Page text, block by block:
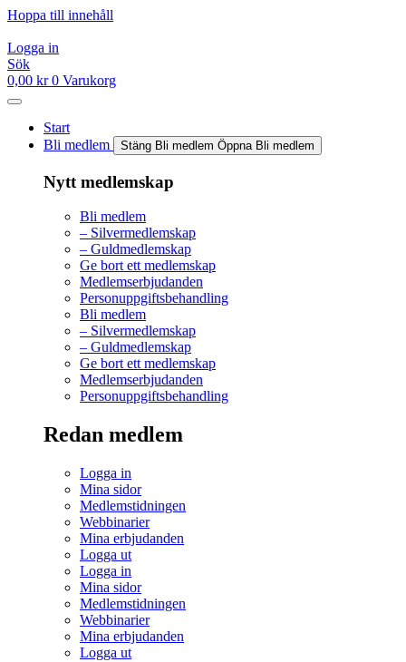
Hoppa till innehåll
Logga in
Sök
0,00 kr 0 Varukorg
Start
Bli medlem
Stäng Bli medlem Öppna Bli medlem
Nytt medlemskap
Bli medlem
– Silvermedlemskap
– Guldmedlemskap
Ge bort ett medlemskap
Medlemserbjudanden
Personuppgiftsbehandling
Bli medlem
– Silvermedlemskap
– Guldmedlemskap
Ge bort ett medlemskap
Medlemserbjudanden
Personuppgiftsbehandling
Redan medlem
Logga in
Mina sidor
Medlemstidningen
Webbinarier
Mina erbjudanden
Logga ut
Logga in
Mina sidor
Medlemstidningen
Webbinarier
Mina erbjudanden
Logga ut